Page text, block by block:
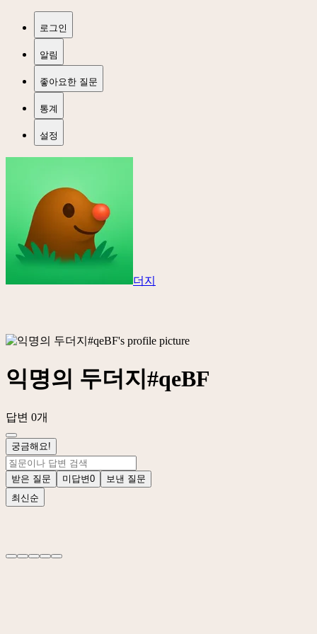
로그인
알림
좋아요한 질문
통계
설정
더지
익명의 두더지#qeBF
답변 0개
궁금해요!
받은 질문 미답변0
보낸 질문
최신순